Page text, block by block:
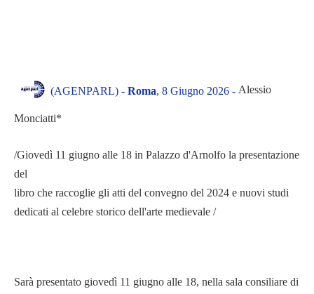
(AGENPARL) - Roma, 8 Giugno 2026 - Alessio
Monciatti*
/Giovedì 11 giugno alle 18 in Palazzo d'Arnolfo la presentazione
del
libro che raccoglie gli atti del convegno del 2024 e nuovi studi
dedicati al celebre storico dell'arte medievale /
Sarà presentato giovedì 11 giugno alle 18, nella sala consiliare di